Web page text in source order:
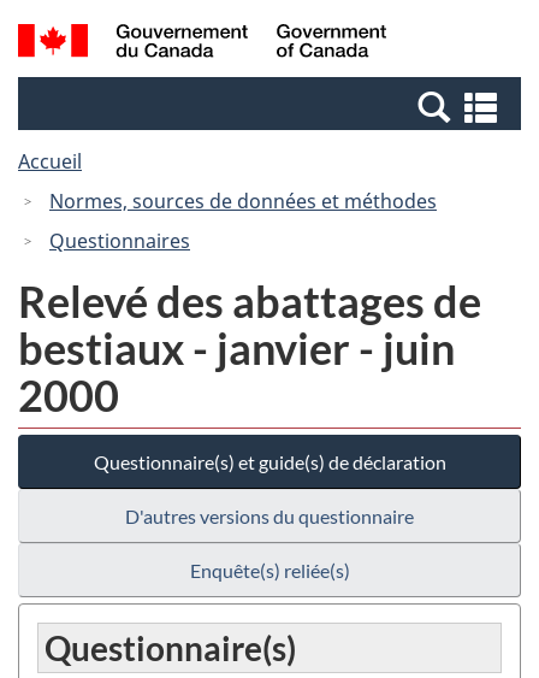
Passer
au
Passer
à
Canada
Recherche
et
et
Accueil
Normes, sources de données et méthodes
Questionnaires
Relevé des abattages de
bestiaux - janvier - juin
2000
Questionnaire(s) et guide(s) de déclaration
D'autres versions du questionnaire
Enquête(s) reliée(s)
Questionnaire(s)